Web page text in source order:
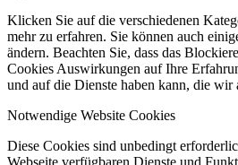
Klicken Sie auf die verschiedenen
mehr zu erfahren. Sie können auch
ändern. Beachten Sie, dass das
Cookies Auswirkungen auf Ihre
und auf die Dienste haben kann, die wir
Notwendige Website Cookies
Diese Cookies sind unbedingt